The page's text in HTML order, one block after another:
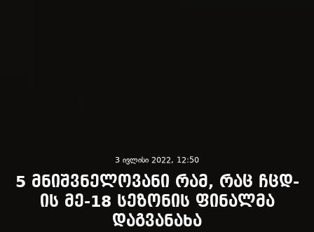
3 ივლისი 2022, 12:50
5 მნიშვნელოვანი რამ, რაც ჩცდ-
ის მე-18 სეზონის ფინალმა
დაგვანახა